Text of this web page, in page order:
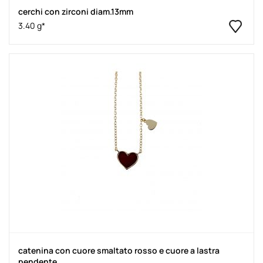
cerchi con zirconi diam.13mm
3.40 g*
catenina con cuore smaltato rosso e cuore a lastra